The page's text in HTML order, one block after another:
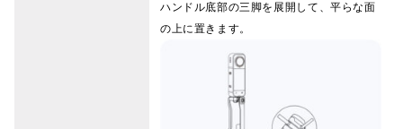
ハンドル底部の三脚を展開して、平らな面
の上に置きます。